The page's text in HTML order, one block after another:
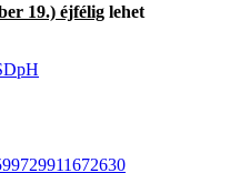
19.) éjfélig lehet